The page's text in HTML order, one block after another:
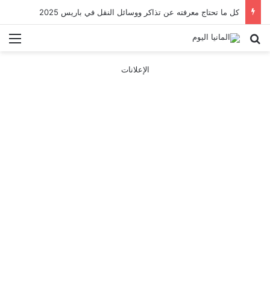
كل ما تحتاج معرفته عن تذاكر ووسائل النقل في باريس 2025
بحث عن
الإعلانات